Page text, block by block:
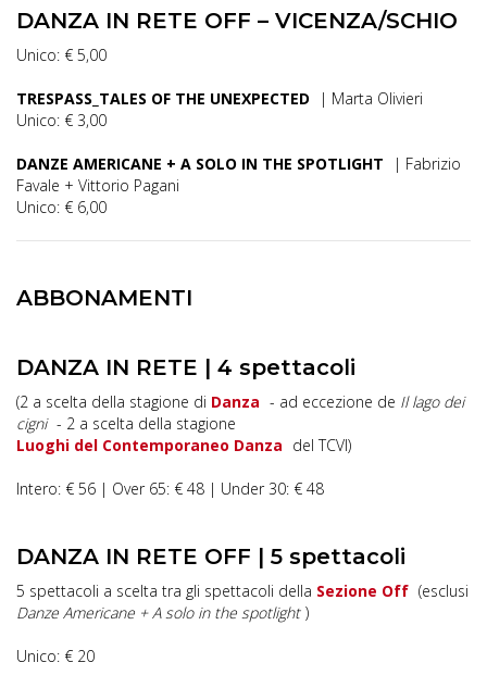
DANZA IN RETE OFF – VICENZA/SCHIO
Unico: € 5,00
TRESPASS_TALES OF THE UNEXPECTED
| Marta Olivieri
Unico: € 3,00
DANZE AMERICANE + A SOLO IN THE SPOTLIGHT
| Fabrizio
Favale + Vittorio Pagani
Unico: € 6,00
ABBONAMENTI
DANZA IN RETE | 4 spettacoli
(2 a scelta della stagione di Danza - ad eccezione de Il lago dei
cigni - 2 a scelta della stagione
Luoghi del Contemporaneo Danza del TCVI)
Intero: € 56 | Over 65: € 48 | Under 30: € 48
DANZA IN RETE OFF | 5 spettacoli
5 spettacoli a scelta tra gli spettacoli della Sezione Off (esclusi
Danze Americane + A solo in the spotlight )
Unico: € 20